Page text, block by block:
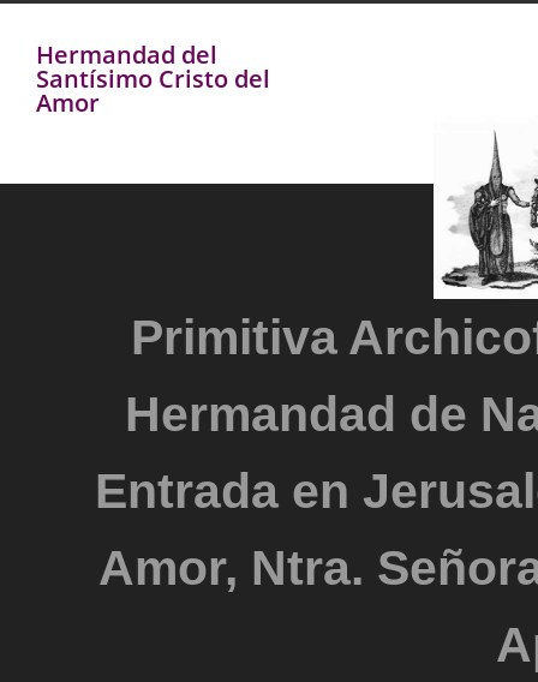
Hermandad del
Santísimo Cristo del
Amor
Primitiva
Hermandad de
Entrada en
Amor, Ntra.